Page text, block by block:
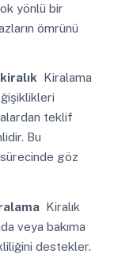
yönlü bir
ömrünü
kiralık Kiralama
teklif
Bu
göz
Kiralık
veya bakıma
destekler.